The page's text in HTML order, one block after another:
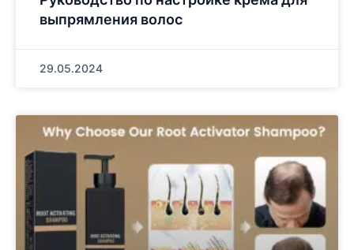
выпрямления волос
29.05.2024